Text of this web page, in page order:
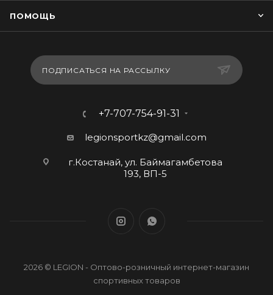
ПОМОЩЬ
ПОДПИСАТЬСЯ НА РАССЫЛКУ
+7-707-754-91-31
legionsportkz@gmail.com
г.Костанай, ул. Баймагамбетова
193, ВП-5
2026 © LEGION - Оптово-розничный интернет-магазин
спортивных товаров